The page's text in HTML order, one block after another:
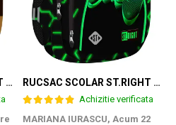
RUCSAC SCOLAR ST.RIGHT 4 COMPARTIMENTE BP-04 GAME ZONE 698187 RUCSAC SCOLAR ST.RIGHT 4 COMPARTIMENTE BP-04 GREEN LEVEL 301339
Achizitie verificata
MARIANA IURASCU, Acum 22